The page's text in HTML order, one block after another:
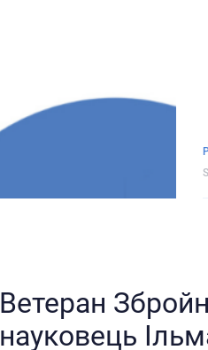
Ветеран
науковець